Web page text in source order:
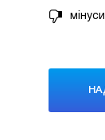
мінуси